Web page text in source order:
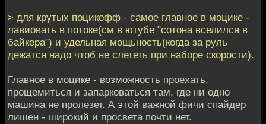
> для крутых поцикофф - самое главное в моцике -
лавиовать в потоке(см в ютубе "сотона вселился в
байкера") и удельная мощьность(когда за руль
дежатся надо чтоб не слететь при наборе скорости).
Главное в моцике - возможность проехать,
прощемиться и запарковаться там, где ни одно
машина не пролезет. А этой важной фичи спайдер
лишен - широкий и просвета почти нет.